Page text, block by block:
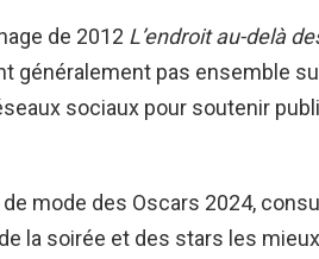
de 2012 L’endroit au-delà
généralement pas ensemble
sociaux pour soutenir
mode des Oscars 2024,
la soirée et des stars les